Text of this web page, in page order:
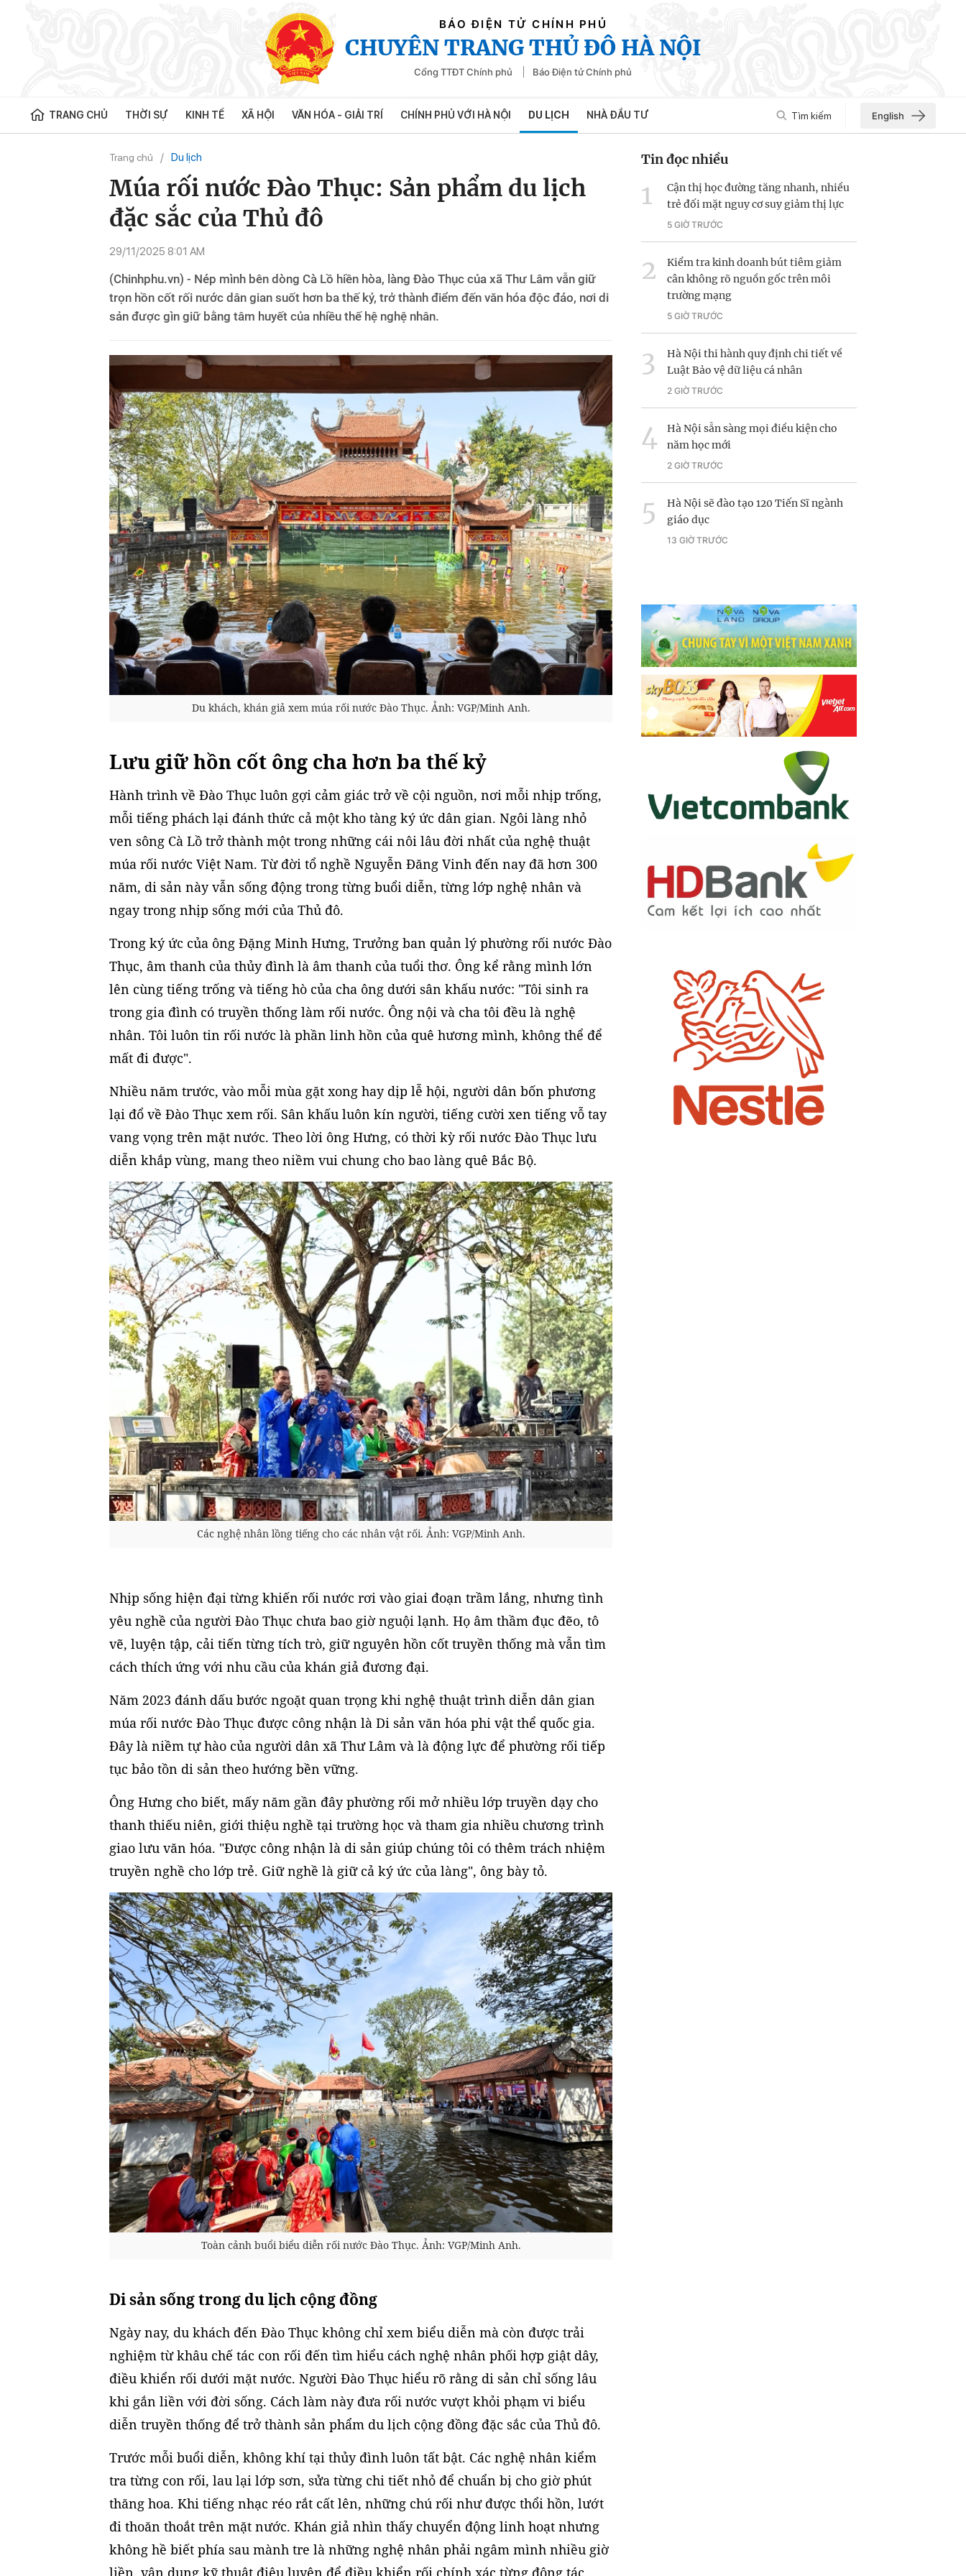
BÁO ĐIỆN TỬ CHÍNH PHỦ
CHUYÊN TRANG THỦ ĐÔ HÀ NỘI
Cổng TTĐT Chính phủ Báo Điện tử Chính phủ
TRANG CHỦ THỜI SỰ KINH TẾ XÃ HỘI VĂN HÓA - GIẢI TRÍ CHÍNH PHỦ VỚI HÀ NỘI DU LỊCH NHÀ ĐẦU TƯ Tìm kiếm English
Trang chủ Du lịch
Múa rối nước Đào Thục: Sản phẩm du lịch
đặc sắc của Thủ đô
29/11/2025 8:01 AM
(Chinhphu.vn) - Nép mình bên dòng Cà Lồ hiền hòa, làng Đào Thục của xã Thư Lâm vẫn giữ
trọn hồn cốt rối nước dân gian suốt hơn ba thế kỷ, trở thành điểm đến văn hóa độc đáo, nơi di
sản được gìn giữ bằng tâm huyết của nhiều thế hệ nghệ nhân.
Du khách, khán giả xem múa rối nước Đào Thục. Ảnh: VGP/Minh Anh.
Lưu giữ hồn cốt ông cha hơn ba thế kỷ
Hành trình về Đào Thục luôn gợi cảm giác trở về cội nguồn, nơi mỗi nhịp trống,
mỗi tiếng phách lại đánh thức cả một kho tàng ký ức dân gian. Ngôi làng nhỏ
ven sông Cà Lồ trở thành một trong những cái nôi lâu đời nhất của nghệ thuật
múa rối nước Việt Nam. Từ đời tổ nghề Nguyễn Đăng Vinh đến nay đã hơn 300
năm, di sản này vẫn sống động trong từng buổi diễn, từng lớp nghệ nhân và
ngay trong nhịp sống mới của Thủ đô.
Trong ký ức của ông Đặng Minh Hưng, Trưởng ban quản lý phường rối nước Đào
Thục, âm thanh của thủy đình là âm thanh của tuổi thơ. Ông kể rằng mình lớn
lên cùng tiếng trống và tiếng hò của cha ông dưới sân khấu nước: "Tôi sinh ra
trong gia đình có truyền thống làm rối nước. Ông nội và cha tôi đều là nghệ
nhân. Tôi luôn tin rối nước là phần linh hồn của quê hương mình, không thể để
mất đi được".
Nhiều năm trước, vào mỗi mùa gặt xong hay dịp lễ hội, người dân bốn phương
lại đổ về Đào Thục xem rối. Sân khấu luôn kín người, tiếng cười xen tiếng vỗ tay
vang vọng trên mặt nước. Theo lời ông Hưng, có thời kỳ rối nước Đào Thục lưu
diễn khắp vùng, mang theo niềm vui chung cho bao làng quê Bắc Bộ.
Các nghệ nhân lồng tiếng cho các nhân vật rối. Ảnh: VGP/Minh Anh.
Nhịp sống hiện đại từng khiến rối nước rơi vào giai đoạn trầm lắng, nhưng tình
yêu nghề của người Đào Thục chưa bao giờ nguội lạnh. Họ âm thầm đục đẽo, tô
vẽ, luyện tập, cải tiến từng tích trò, giữ nguyên hồn cốt truyền thống mà vẫn tìm
cách thích ứng với nhu cầu của khán giả đương đại.
Năm 2023 đánh dấu bước ngoặt quan trọng khi nghệ thuật trình diễn dân gian
múa rối nước Đào Thục được công nhận là Di sản văn hóa phi vật thể quốc gia.
Đây là niềm tự hào của người dân xã Thư Lâm và là động lực để phường rối tiếp
tục bảo tồn di sản theo hướng bền vững.
Ông Hưng cho biết, mấy năm gần đây phường rối mở nhiều lớp truyền dạy cho
thanh thiếu niên, giới thiệu nghề tại trường học và tham gia nhiều chương trình
giao lưu văn hóa. "Được công nhận là di sản giúp chúng tôi có thêm trách nhiệm
truyền nghề cho lớp trẻ. Giữ nghề là giữ cả ký ức của làng", ông bày tỏ.
Toàn cảnh buổi biểu diễn rối nước Đào Thục. Ảnh: VGP/Minh Anh.
Di sản sống trong du lịch cộng đồng
Ngày nay, du khách đến Đào Thục không chỉ xem biểu diễn mà còn được trải
nghiệm từ khâu chế tác con rối đến tìm hiểu cách nghệ nhân phối hợp giật dây,
điều khiển rối dưới mặt nước. Người Đào Thục hiểu rõ rằng di sản chỉ sống lâu
khi gắn liền với đời sống. Cách làm này đưa rối nước vượt khỏi phạm vi biểu
diễn truyền thống để trở thành sản phẩm du lịch cộng đồng đặc sắc của Thủ đô.
Trước mỗi buổi diễn, không khí tại thủy đình luôn tất bật. Các nghệ nhân kiểm
tra từng con rối, lau lại lớp sơn, sửa từng chi tiết nhỏ để chuẩn bị cho giờ phút
thăng hoa. Khi tiếng nhạc réo rắt cất lên, những chú rối như được thổi hồn, lướt
đi thoăn thoắt trên mặt nước. Khán giả nhìn thấy chuyển động linh hoạt nhưng
không hề biết phía sau mành tre là những nghệ nhân phải ngâm mình nhiều giờ
liền, vận dụng kỹ thuật điêu luyện để điều khiển rối chính xác từng động tác.
Tin đọc nhiều
Cận thị học đường tăng nhanh, nhiều
trẻ đối mặt nguy cơ suy giảm thị lực
5 GIỜ TRƯỚC
Kiểm tra kinh doanh bút tiêm giảm
cân không rõ nguồn gốc trên môi
trường mạng
5 GIỜ TRƯỚC
Hà Nội thi hành quy định chi tiết về
Luật Bảo vệ dữ liệu cá nhân
2 GIỜ TRƯỚC
Hà Nội sẵn sàng mọi điều kiện cho
năm học mới
2 GIỜ TRƯỚC
Hà Nội sẽ đào tạo 120 Tiến Sĩ ngành
giáo dục
13 GIỜ TRƯỚC